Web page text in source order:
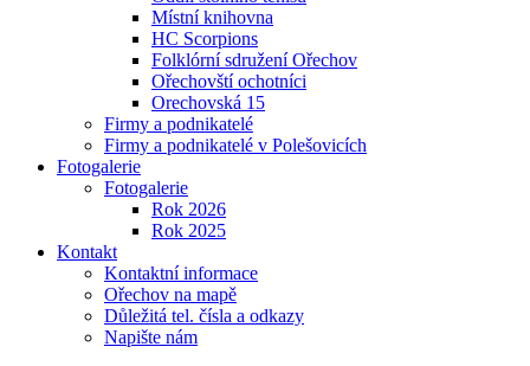
Místní knihovna
HC Scorpions
Folklórní sdružení Ořechov
Ořechovští ochotníci
Orechovská 15
Firmy a podnikatelé
Firmy a podnikatelé v Polešovicích
Fotogalerie
Fotogalerie
Rok 2026
Rok 2025
Kontakt
Kontaktní informace
Ořechov na mapě
Důležitá tel. čísla a odkazy
Napište nám